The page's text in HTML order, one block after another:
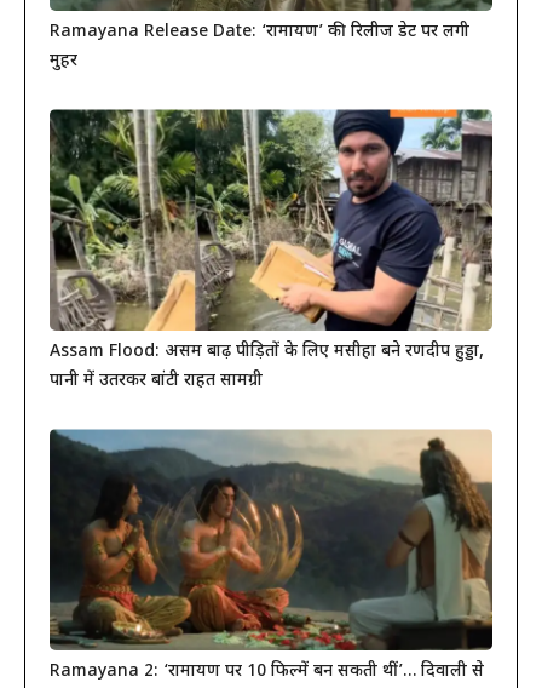
Ramayana Release Date: ‘रामायण’ की रिलीज डेट पर लगी
मुहर
Assam Flood: असम बाढ़ पीड़ितों के लिए मसीहा बने रणदीप हुड्डा,
पानी में उतरकर बांटी राहत सामग्री
Ramayana 2: ‘रामायण पर 10 फिल्में बन सकती थीं’… दिवाली से